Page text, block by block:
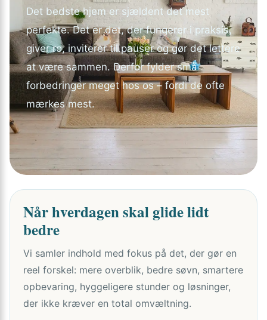
Det bedste hjem er sjældent det mest
perfekte. Det er det, der fungerer i praksis,
giver ro, inviterer til pauser og gør det lettere
at være sammen. Derfor fylder små
forbedringer meget hos os – fordi de ofte
mærkes mest.
Når hverdagen skal glide lidt
bedre
Vi samler indhold med fokus på det, der gør en
reel forskel: mere overblik, bedre søvn, smartere
opbevaring, hyggeligere stunder og løsninger,
der ikke kræver en total omvæltning.